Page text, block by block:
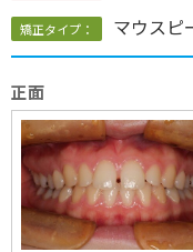
矯正タイプ： マウスピ
正面